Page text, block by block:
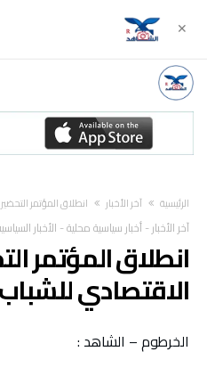
‫الرئيسية‬ آخر الأخبار انطلاق المؤتمر
آخر الأخبار-أخبار سياسية محلية- الأخبار
انطلاق المؤتمر
الاقتصادي للشباب
الخرطوم – الشاهد :
✕